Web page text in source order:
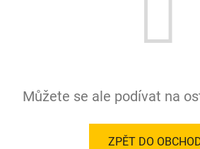
Můžete se ale podívat na
ZPĚT DO